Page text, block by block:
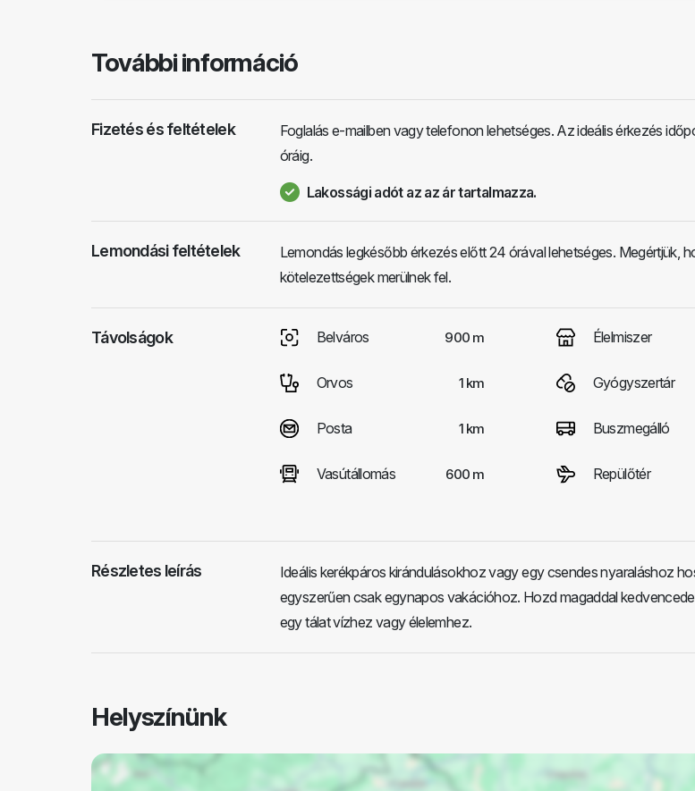
További információ
Fizetés és feltételek
Foglalás e-mailben vagy telefonon lehetséges. Az ideális érkezés
óráig.
Lakossági adót az az ár tartalmazza.
Lemondási feltételek
Lemondás legkésőbb érkezés előtt 24 órával lehetséges. Megértjük,
kötelezettségek merülnek fel.
Távolságok Belváros 900 m Élelmiszer
Orvos 1 km Gyógyszertár
Posta 1 km Buszmegálló
Vasútállomás 600 m Repülőtér
Részletes leírás
Ideális kerékpáros kirándulásokhoz vagy egy csendes nyaraláshoz
egyszerűen csak egynapos vakációhoz. Hozd magaddal
egy tálat vízhez vagy élelemhez.
Helyszínünk